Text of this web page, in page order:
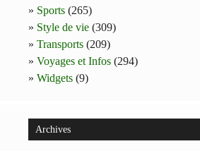
Sports (265)
Style de vie (309)
Transports (209)
Voyages et Infos (294)
Widgets (9)
Archives